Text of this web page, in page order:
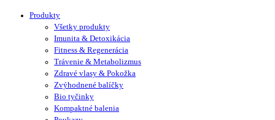
Produkty
Všetky produkty
Imunita & Detoxikácia
Fitness & Regenerácia
Trávenie & Metabolizmus
Zdravé vlasy & Pokožka
Zvýhodnené balíčky
Bio tyčinky
Kompaktné balenia